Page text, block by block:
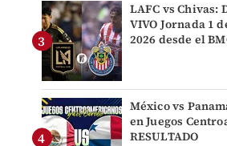
LAFC vs Chivas:
VIVO Jornada 1
2026 desde el
México vs
en Juegos
RESULTADO